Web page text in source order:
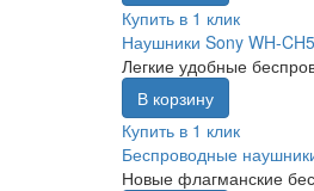
Купить в 1 клик
Наушники Sony WH-
Легкие удобные
В корзину
Купить в 1 клик
Беспроводные
Новые флагманские